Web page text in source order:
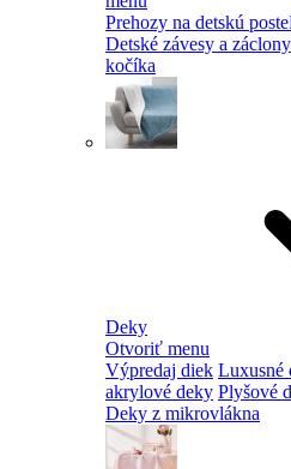
Prehozy na detskú
Detské závesy a záclony
kočíka
Deky
Otvoriť menu
Výpredaj diek Luxusné
akrylové deky Plyšové
Deky z mikrovlákna